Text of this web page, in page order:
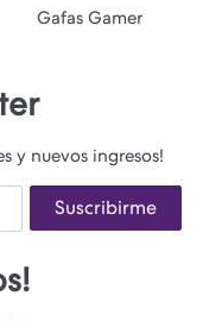
Gafas Gamer
y nuevos ingresos!
Suscribirme